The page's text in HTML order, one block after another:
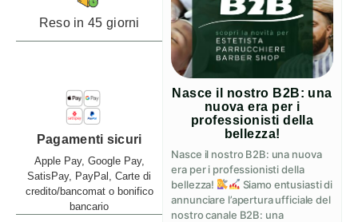
Reso in 45 giorni
Pagamenti sicuri
Apple Pay, Google Pay,
SatisPay, PayPal, Carte di
credito/bancomat o bonifico
bancario
Nasce il nostro B2B: una
nuova era per i
professionisti della
bellezza!
Nasce il nostro B2B: una nuova
era per i professionisti della
bellezza!
Siamo entusiasti di
annunciare l’apertura ufficiale del
nostro canale B2B: una